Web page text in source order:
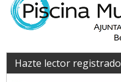
Hazte lector registrado